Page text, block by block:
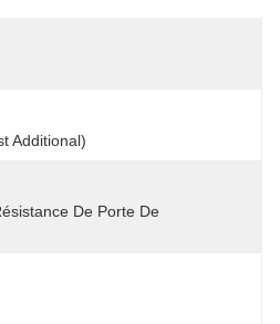
Additional)
De Porte De